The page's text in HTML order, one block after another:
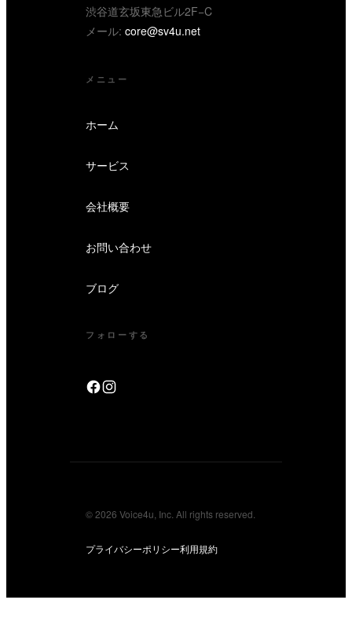
渋谷道玄坂東急ビル2F−C
メール: core@sv4u.net
メニュー
ホーム
サービス
会社概要
お問い合わせ
ブログ
フォローする
© 2026 Voice4u, Inc. All rights reserved.
プライバシーポリシー利用規約